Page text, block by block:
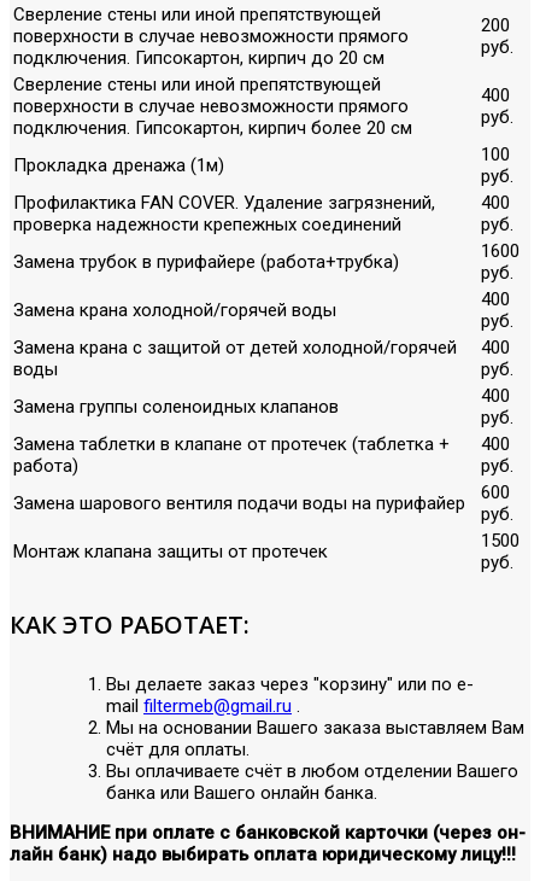
Сверление стены или иной препятствующей
поверхности в случае невозможности прямого
подключения. Гипсокартон, кирпич до 20 см
200
руб.
Сверление стены или иной препятствующей
поверхности в случае невозможности прямого
подключения. Гипсокартон, кирпич более 20 см
400
руб.
Прокладка дренажа (1м)
100
руб.
Профилактика FAN COVER. Удаление загрязнений,
проверка надежности крепежных соединений
400
руб.
Замена трубок в пурифайере (работа+трубка)
1600
руб.
Замена крана холодной/горячей воды
400
руб.
Замена крана с защитой от детей холодной/горячей
воды
400
руб.
Замена группы соленоидных клапанов
400
руб.
Замена таблетки в клапане от протечек (таблетка +
работа)
400
руб.
Замена шарового вентиля подачи воды на пурифайер
600
руб.
Монтаж клапана защиты от протечек
1500
руб.
КАК ЭТО РАБОТАЕТ:
Вы делаете заказ через "корзину" или по е-
mail filtermeb@gmail.ru .
Мы на основании Вашего заказа выставляем Вам
счёт для оплаты.
Вы оплачиваете счёт в любом отделении Вашего
банка или Вашего онлайн банка.
ВНИМАНИЕ при оплате с банковской карточки (через он-
лайн банк) надо выбирать оплата юридическому лицу!!!